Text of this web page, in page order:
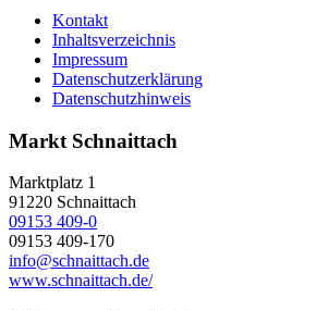
Kontakt
Inhaltsverzeichnis
Impressum
Datenschutzerklärung
Datenschutzhinweis
Markt Schnaittach
Marktplatz 1
91220 Schnaittach
09153 409-0
09153 409-170
info@schnaittach.de
www.schnaittach.de/